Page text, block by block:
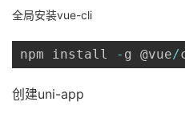
全局安装vue-cli
npm install - g @vue/
创建uni-app